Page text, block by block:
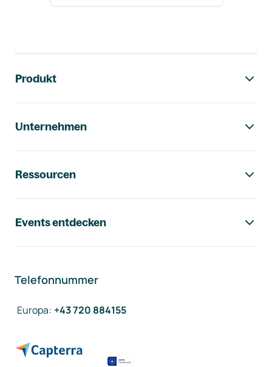
Produkt
Unternehmen
Ressourcen
Events entdecken
Telefonnummer
Europa: +43 720 884155